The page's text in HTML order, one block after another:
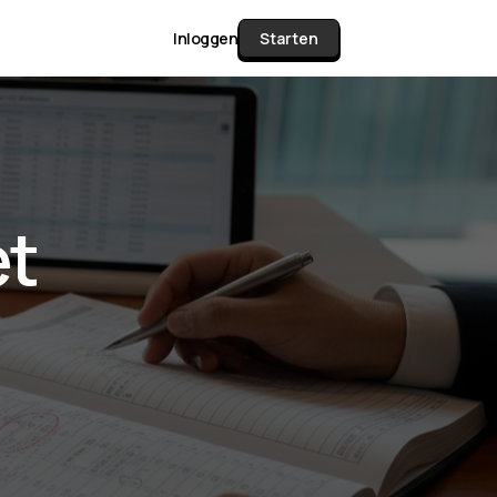
alle pakketten en mogelijkheden
documenten verzamelen en facturen
tot controleren, boeken, bank
& klant dashboard.
Inloggen Starten